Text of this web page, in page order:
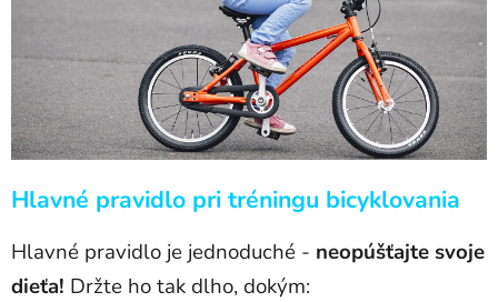
Hlavné pravidlo pri tréningu bicyklovania
Hlavné pravidlo je jednoduché - neopúšťajte svoje
dieťa! Držte ho tak dlho, dokým: